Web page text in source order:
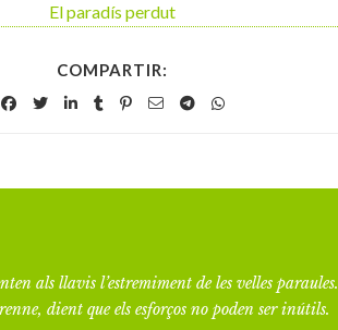
El paradís perdut
COMPARTIR:
als llavis l’estremiment de les velles paraules.
dient que els esforços no poden ser inútils.